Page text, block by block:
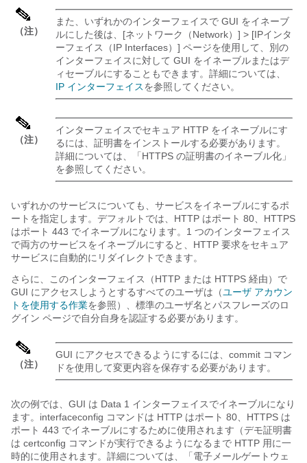
（注）
また、いずれかのインターフェイスで GUI をイネーブ
ルにした後は、[ネットワーク（Network）] > [IPインタ
ーフェイス（IP Interfaces）] ページを使用して、別の
インターフェイスに対して GUI をイネーブルまたはデ
ィセーブルにすることもできます。詳細については、
IP インターフェイスを参照してください。
（注）
インターフェイスでセキュア HTTP をイネーブルにす
るには、証明書をインストールする必要があります。
詳細については、「HTTPS の証明書のイネーブル化」
を参照してください。
いずれかのサービスについても、サービスをイネーブルにするポ
ートを指定します。デフォルトでは、HTTP はポート 80、HTTPS
はポート 443 でイネーブルになります。1 つのインターフェイス
で両方のサービスをイネーブルにすると、HTTP 要求をセキュア
サービスに自動的にリダイレクトできます。
さらに、このインターフェイス（HTTP または HTTPS 経由）で
GUI にアクセスしようとするすべてのユーザは（ユーザ アカウン
トを使用する作業を参照）、標準のユーザ名とパスフレーズのロ
グイン ページで自分自身を認証する必要があります。
（注）
GUI にアクセスできるようにするには、commit コマン
ドを使用して変更内容を保存する必要があります。
次の例では、GUI は Data 1 インターフェイスでイネーブルになり
ます。interfaceconfig コマンドは HTTP はポート 80、HTTPS は
ポート 443 でイネーブルにするために使用されます（デモ証明書
は certconfig コマンドが実行できるようになるまで HTTP 用に一
時的に使用されます。詳細については、「 電子メールゲートウェ